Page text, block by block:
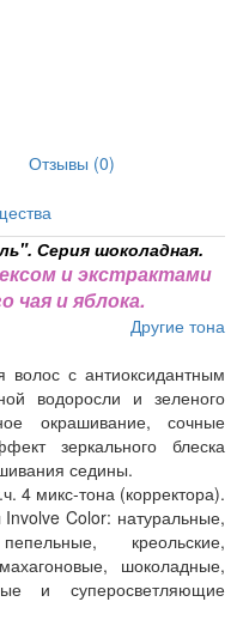
Отзывы (0)
Серия шоколадная.
и экстрактами
чая и яблока.
Другие тона
с антиоксидантным
водоросли и зеленого
окрашивание, сочные
зеркального блеска
седины.
4 микс-тона (корректора).
Color: натуральные,
креольские,
шоколадные,
и суперосветляющие